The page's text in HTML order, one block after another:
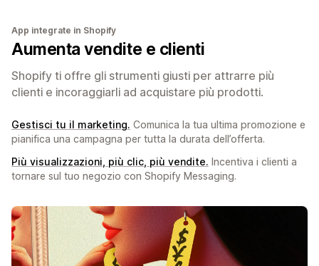
App integrate in Shopify
Aumenta vendite e clienti
Shopify ti offre gli strumenti giusti per attrarre più
clienti e incoraggiarli ad acquistare più prodotti.
Gestisci tu il marketing. Comunica la tua ultima promozione e
pianifica una campagna per tutta la durata dell’offerta.
Più visualizzazioni, più clic, più vendite. Incentiva i clienti a
tornare sul tuo negozio con Shopify Messaging.